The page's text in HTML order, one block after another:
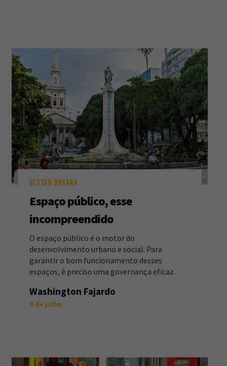
GESTÃO URBANA
Espaço público, esse
incompreendido
O espaço público é o motor do
desenvolvimento urbano e social. Para
garantir o bom funcionamento desses
espaços, é preciso uma governança eficaz.
Washington Fajardo
6 de julho